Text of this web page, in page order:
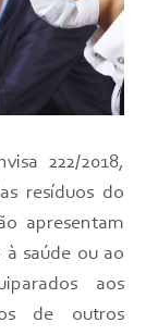
222/2018,
resíduos do
apresentam
saúde ou ao
aos
de outros